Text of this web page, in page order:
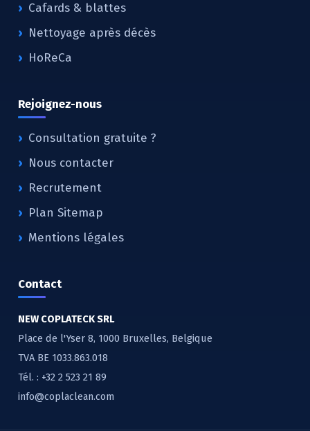
Cafards & blattes
Nettoyage après décès
HoReCa
Rejoignez-nous
Consultation gratuite ?
Nous contacter
Recrutement
Plan Sitemap
Mentions légales
Contact
NEW COPLATECK SRL
Place de l'Yser 8, 1000 Bruxelles, Belgique
TVA BE 1033.863.018
Tél. : +32 2 523 21 89
info@coplaclean.com